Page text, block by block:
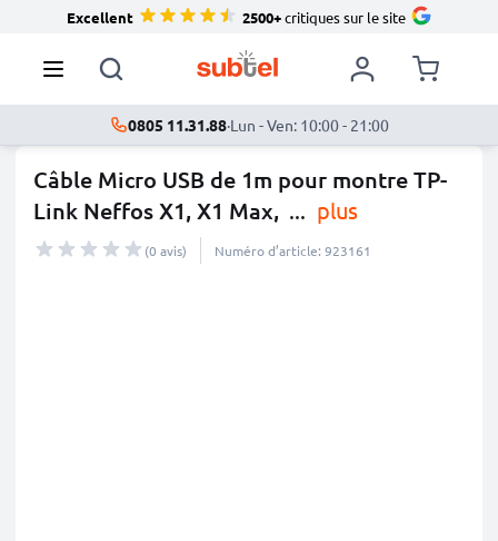
Excellent 2500+critiques sur le site
0805 11.31.88·Lun - Ven: 10:00 - 21:00
Câble Micro USB de 1m pour montre TP-
Link Neffos X1, X1 Max, ... plus
(0 avis) Numéro d’article: 923161